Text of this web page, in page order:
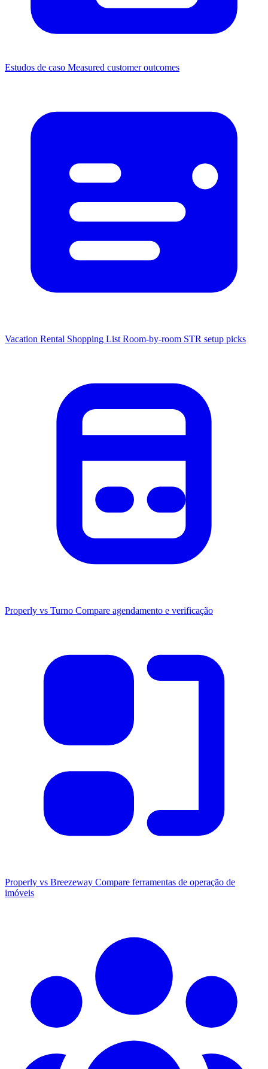
Estudos de caso Measured customer outcomes
Vacation Rental Shopping List Room-by-room STR setup picks
Properly vs Turno Compare agendamento e verificação
Properly vs Breezeway Compare ferramentas de operação de
imóveis